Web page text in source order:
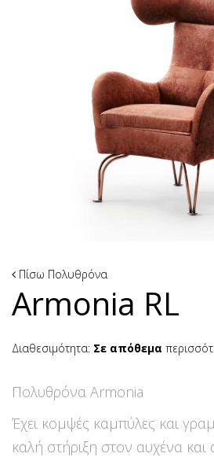
Πίσω Πολυθρόνα
Armonia RL
Διαθεσιμότητα: Σε απόθεμα
Πολυθρόνα Armonia
Έχει κομψές καμπύλες και
καλή στήριξη στον αυχένα και